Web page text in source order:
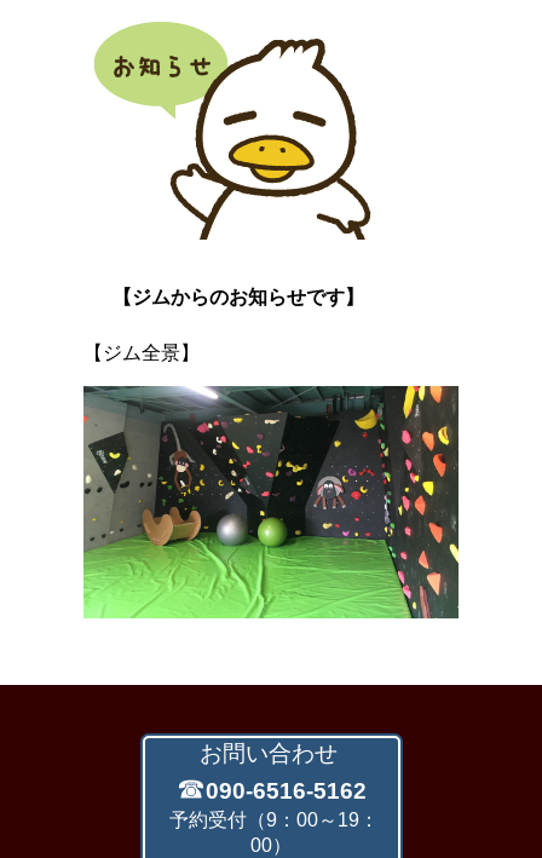
【ジムからのお知らせです】
【ジム全景】
お問い合わせ
☎090-6516-5162
予約受付（9：00～19：
00）